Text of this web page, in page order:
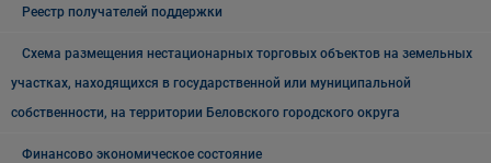
Реестр получателей поддержки
Схема размещения нестационарных торговых объектов на земельных
участках, находящихся в государственной или муниципальной
собственности, на территории Беловского городского округа
Финансово экономическое состояние